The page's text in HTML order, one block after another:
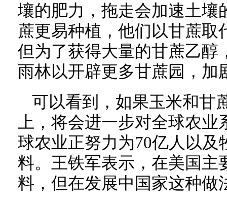
壤的肥力，拖走会加速土壤
蔗更易种植，他们以甘蔗取
但为了获得大量的甘蔗乙醇
雨林以开辟更多甘蔗园，加
可以看到，如果玉米和甘
上，将会进一步对全球农
球农业正努力为70亿人以
料。王铁军表示，在美国主
料，但在发展中国家这种做